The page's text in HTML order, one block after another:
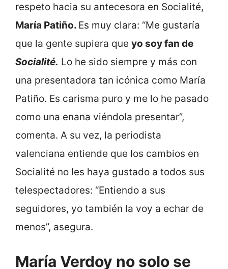
respeto hacia su antecesora en Socialité,
María Patiño. Es muy clara: “Me gustaría
que la gente supiera que yo soy fan de
Socialité. Lo he sido siempre y más con
una presentadora tan icónica como María
Patiño. Es carisma puro y me lo he pasado
como una enana viéndola presentar”,
comenta. A su vez, la periodista
valenciana entiende que los cambios en
Socialité no les haya gustado a todos sus
telespectadores: “Entiendo a sus
seguidores, yo también la voy a echar de
menos”, asegura.
María Verdoy no solo se